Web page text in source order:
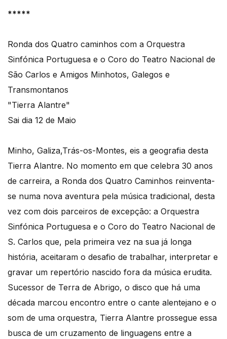
*****
Ronda dos Quatro caminhos com a Orquestra
Sinfónica Portuguesa e o Coro do Teatro Nacional de
São Carlos e Amigos Minhotos, Galegos e
Transmontanos
"Tierra Alantre"
Sai dia 12 de Maio
Minho, Galiza,Trás-os-Montes, eis a geografia desta
Tierra Alantre. No momento em que celebra 30 anos
de carreira, a Ronda dos Quatro Caminhos reinventa-
se numa nova aventura pela música tradicional, desta
vez com dois parceiros de excepção: a Orquestra
Sinfónica Portuguesa e o Coro do Teatro Nacional de
S. Carlos que, pela primeira vez na sua já longa
história, aceitaram o desafio de trabalhar, interpretar e
gravar um repertório nascido fora da música erudita.
Sucessor de Terra de Abrigo, o disco que há uma
década marcou encontro entre o cante alentejano e o
som de uma orquestra, Tierra Alantre prossegue essa
busca de um cruzamento de linguagens entre a